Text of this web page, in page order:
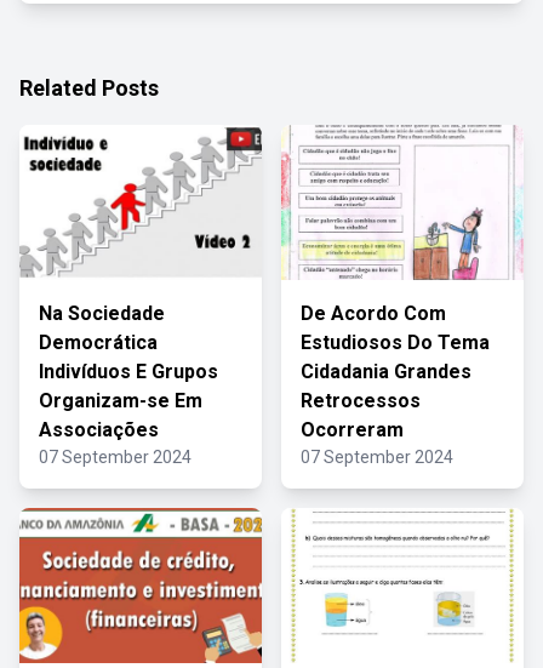
Related Posts
Na Sociedade
Democrática
Indivíduos E Grupos
Organizam-se Em
Associações
07 September 2024
De Acordo Com
Estudiosos Do Tema
Cidadania Grandes
Retrocessos
Ocorreram
07 September 2024